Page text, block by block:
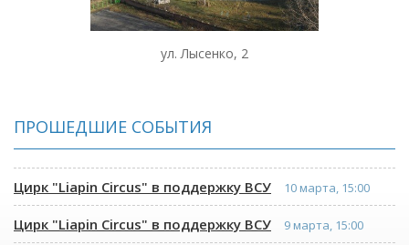
ул. Лысенко, 2
ПРОШЕДШИЕ СОБЫТИЯ
Цирк "Liapin Сircus" в поддержку ВСУ 10 марта, 15:00
Цирк "Liapin Сircus" в поддержку ВСУ 9 марта, 15:00